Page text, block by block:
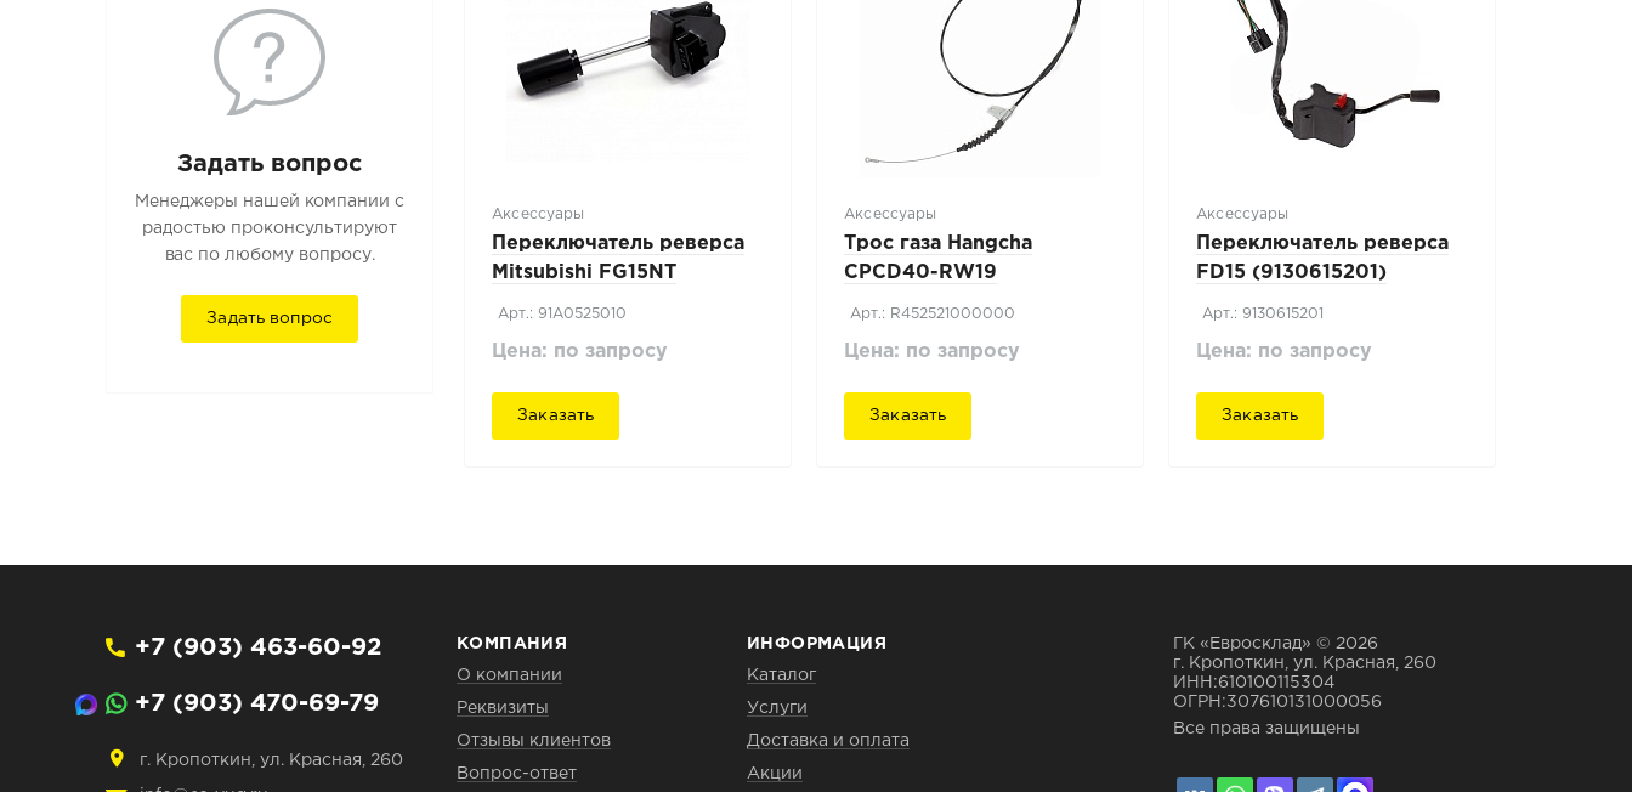
Задать вопрос
Менеджеры нашей компании с
радостью проконсультируют
вас по любому вопросу.
Задать вопрос
Аксессуары
Переключатель реверса
Mitsubishi FG15NT
Арт.: 91A0525010
Цена: по запросу
Заказать
Аксессуары
Трос газа Hangcha
CPCD40-RW19
Арт.: R452521000000
Цена: по запросу
Заказать
Аксессуары
Переключатель реверса
FD15 (9130615201)
Арт.: 9130615201
Цена: по запросу
Заказать
+7 (903) 463-60-92
+7 (903) 470-69-79
г. Кропоткин, ул. Красная, 260
КОМПАНИЯ
О компании
Реквизиты
Отзывы клиентов
Вопрос-ответ
ИНФОРМАЦИЯ
Каталог
Услуги
Доставка и оплата
Акции
ГК «Евросклад» © 2026
г. Кропоткин, ул. Красная, 260
ИНН:610100115304
ОГРН:307610131000056
Все права защищены